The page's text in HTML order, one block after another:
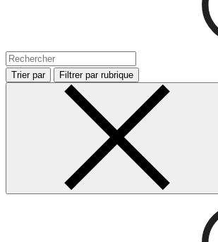
Trier par Filtrer par rubrique